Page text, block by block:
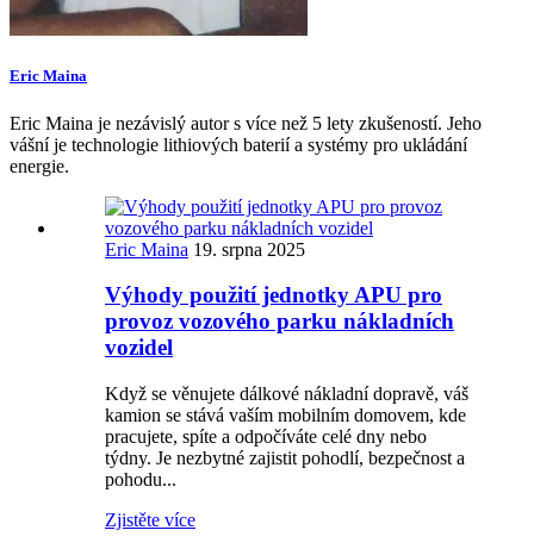
Eric Maina
Eric Maina je nezávislý autor s více než 5 lety zkušeností. Jeho
vášní je technologie lithiových baterií a systémy pro ukládání
energie.
Eric Maina 19. srpna 2025
Výhody použití jednotky APU pro
provoz vozového parku nákladních
vozidel
Když se věnujete dálkové nákladní dopravě, váš
kamion se stává vaším mobilním domovem, kde
pracujete, spíte a odpočíváte celé dny nebo
týdny. Je nezbytné zajistit pohodlí, bezpečnost a
pohodu...
Zjistěte více